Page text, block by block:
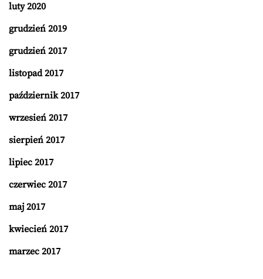
luty 2020
grudzień 2019
grudzień 2017
listopad 2017
październik 2017
wrzesień 2017
sierpień 2017
lipiec 2017
czerwiec 2017
maj 2017
kwiecień 2017
marzec 2017